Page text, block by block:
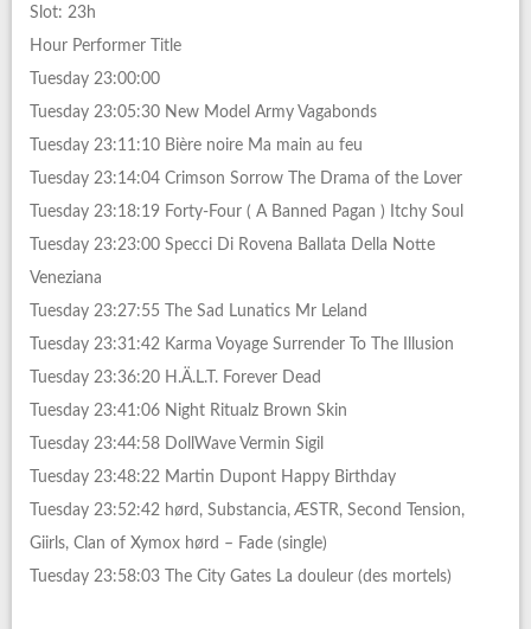
Slot: 23h
Hour Performer Title
Tuesday 23:00:00
Tuesday 23:05:30 New Model Army Vagabonds
Tuesday 23:11:10 Bière noire Ma main au feu
Tuesday 23:14:04 Crimson Sorrow The Drama of the Lover
Tuesday 23:18:19 Forty-Four ( A Banned Pagan ) Itchy Soul
Tuesday 23:23:00 Specci Di Rovena Ballata Della Notte
Veneziana
Tuesday 23:27:55 The Sad Lunatics Mr Leland
Tuesday 23:31:42 Karma Voyage Surrender To The Illusion
Tuesday 23:36:20 H.Ä.L.T. Forever Dead
Tuesday 23:41:06 Night Ritualz Brown Skin
Tuesday 23:44:58 DollWave Vermin Sigil
Tuesday 23:48:22 Martin Dupont Happy Birthday
Tuesday 23:52:42 hørd, Substancia, ÆSTR, Second Tension,
Giirls, Clan of Xymox hørd – Fade (single)
Tuesday 23:58:03 The City Gates La douleur (des mortels)